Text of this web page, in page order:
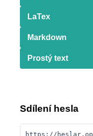
LaTex
Markdown
Prostý text
Sdílení hesla
https://